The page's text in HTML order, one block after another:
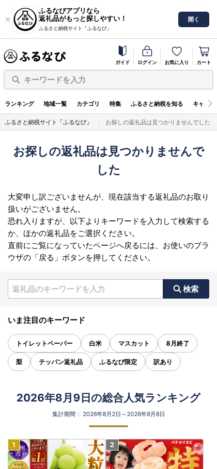
ふるなびアプリなら
返礼品がもっと探しやすい！
ふるさと納税サイト「ふるなび」
開く
ガイド ログイン お気に入り カート
キーワードを入力
ランキング 地域一覧 カテゴリ 特集 ふるさと納税を知る キャン
ふるさと納税サイト「ふるなび」 お探しの返礼品は見つかりませんでした
お探しの返礼品は見つかりませんで
した
大変申し訳ございませんが、現在該当する返礼品のお取り
扱いがございません。
恐れ入りますが、以下よりキーワードを入力して検索する
か、ほかの返礼品をご選択ください。
直前にご覧になっていたページへ戻るには、お使いのブラ
ウザの「戻る」ボタンを押してください。
検索
いま注目のキーワード
トイレットペーパー 白米 マスカット 8月終了
梨 テッパン返礼品 ふるなび限定 訳あり
2026年8月9日の総合人気ランキング
集計期間： 2026年8月2日～2026年8月8日